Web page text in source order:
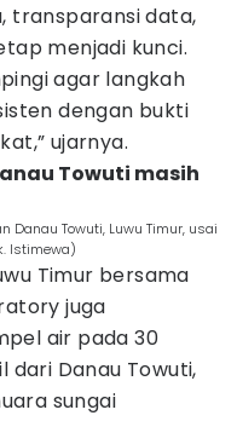
transparansi data,
menjadi kunci.
agar langkah
dengan bukti
ujarnya.
Towuti masih
Towuti, Luwu Timur, usai
Istimewa)
Timur bersama
juga
air pada 30
dari Danau Towuti,
sungai